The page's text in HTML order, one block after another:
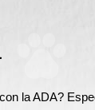
la ADA?